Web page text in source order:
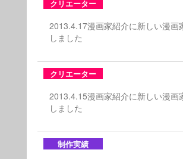
クリエーター
2013.4.17漫画家紹介に新しい漫画
しました
クリエーター
2013.4.15漫画家紹介に新しい漫画
しました
制作実績